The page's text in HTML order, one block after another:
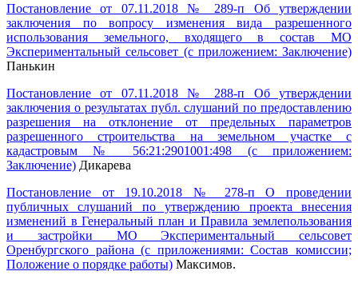
Постановление от 07.11.2018 № 289-п Об утверждении
заключения по вопросу изменения вида разрешенного
использования земельного, входящего в состав МО
Экспериментальный сельсовет (с приложением: Заключение)
Панькин
Постановление от 07.11.2018 № 288-п Об утверждении
заключения о результатах публ. слушаний по предоставлению
разрешения на отклонение от предельных параметров
разрешенного строительства на земельном участке с
кадастровым № 56:21:2901001:498 (с приложением:
Заключение) Дикарева
Постановление от 19.10.2018 № 278-п О проведении
публичных слушаний по утверждению проекта внесения
изменений в Генеральный план и Правила землепользования
и застройки МО Экспериментальный сельсовет
Оренбургского района (с приложениями: Состав комиссии;
Положение о порядке работы) Максимов.